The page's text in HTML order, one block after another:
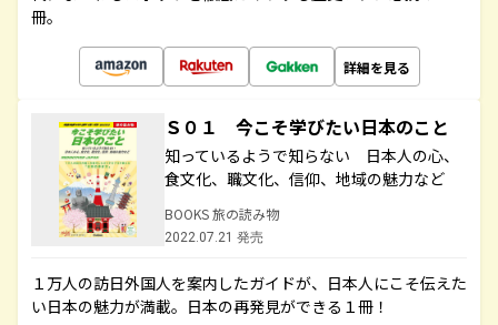
冊。
詳細を見る
Ｓ０１ 今こそ学びたい日本のこと
知っているようで知らない 日本人の心、
食文化、職文化、信仰、地域の魅力など
BOOKS 旅の読み物
2022.07.21 発売
１万人の訪日外国人を案内したガイドが、日本人にこそ伝えた
い日本の魅力が満載。日本の再発見ができる１冊！